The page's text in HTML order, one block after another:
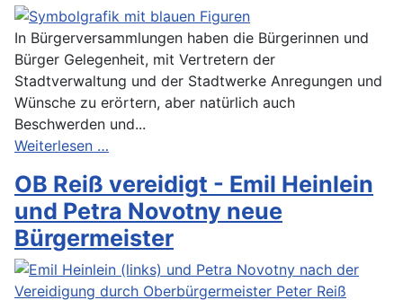
In Bürgerversammlungen haben die Bürgerinnen und
Bürger Gelegenheit, mit Vertretern der
Stadtverwaltung und der Stadtwerke Anregungen und
Wünsche zu erörtern, aber natürlich auch
Beschwerden und...
Weiterlesen …
OB Reiß vereidigt - Emil Heinlein
und Petra Novotny neue
Bürgermeister